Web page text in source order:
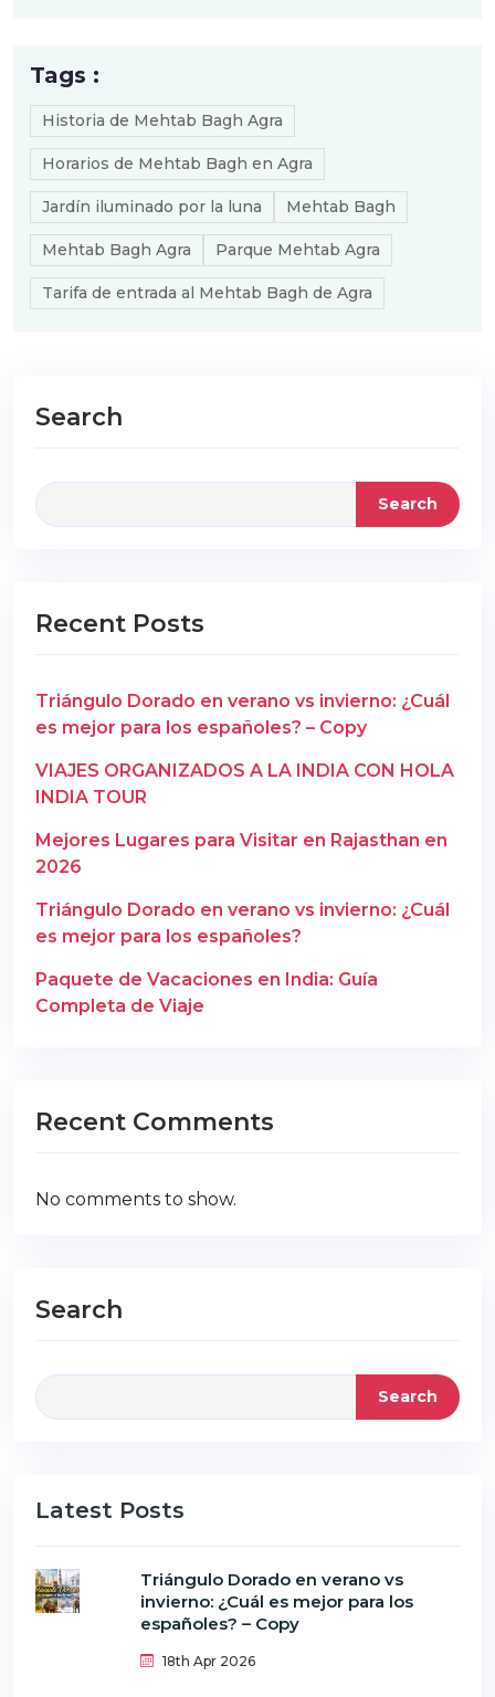
Tags :
Historia de Mehtab Bagh Agra
Horarios de Mehtab Bagh en Agra
Jardín iluminado por la luna Mehtab Bagh
Mehtab Bagh Agra Parque Mehtab Agra
Tarifa de entrada al Mehtab Bagh de Agra
Search
Search
Recent Posts
Triángulo Dorado en verano vs invierno: ¿Cuál
es mejor para los españoles? – Copy
VIAJES ORGANIZADOS A LA INDIA CON HOLA
INDIA TOUR
Mejores Lugares para Visitar en Rajasthan en
2026
Triángulo Dorado en verano vs invierno: ¿Cuál
es mejor para los españoles?
Paquete de Vacaciones en India: Guía
Completa de Viaje
Recent Comments
No comments to show.
Search
Search
Latest Posts
Triángulo Dorado en verano vs
invierno: ¿Cuál es mejor para los
españoles? – Copy
18th Apr 2026